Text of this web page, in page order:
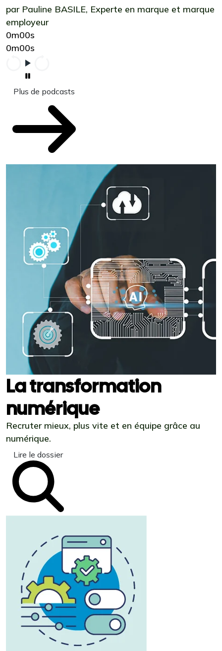
par Pauline BASILE, Experte en marque et marque
employeur
0m00s
0m00s
Plus de podcasts
La transformation
numérique
Recruter mieux, plus vite et en équipe grâce au
numérique.
Lire le dossier